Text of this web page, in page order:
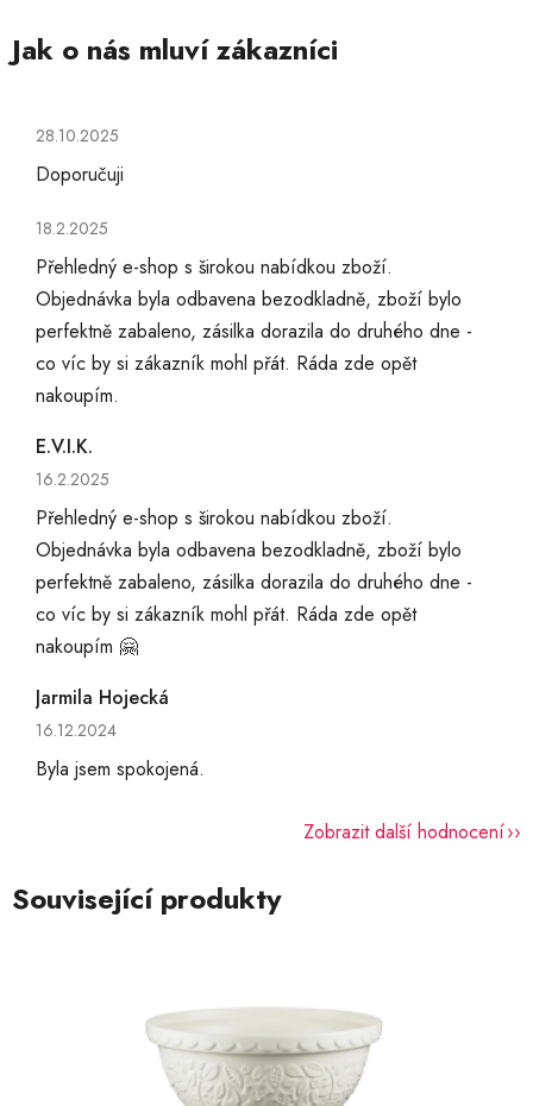
Hodnocení obchodu je 5 z 5 hvězdiček.
28.10.2025
Doporučuji
Hodnocení obchodu je 5 z 5 hvězdiček.
18.2.2025
Přehledný e-shop s širokou nabídkou zboží.
Objednávka byla odbavena bezodkladně, zboží bylo
perfektně zabaleno, zásilka dorazila do druhého dne -
co víc by si zákazník mohl přát. Ráda zde opět
nakoupím.
E.V.I.K.
Hodnocení obchodu je 5 z 5 hvězdiček.
16.2.2025
Přehledný e-shop s širokou nabídkou zboží.
Objednávka byla odbavena bezodkladně, zboží bylo
perfektně zabaleno, zásilka dorazila do druhého dne -
co víc by si zákazník mohl přát. Ráda zde opět
nakoupím 🤗
Jarmila Hojecká
Hodnocení obchodu je 5 z 5 hvězdiček.
16.12.2024
Byla jsem spokojená.
Zobrazit další hodnocení
Související produkty